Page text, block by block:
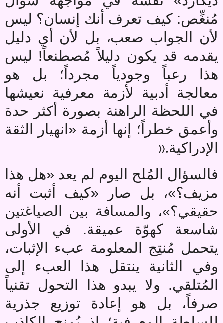
مُنغِّص: كيف تعرف أنك إنسان؟ ليس
لأن الجواب صعب، بل لأن أي دليل
يقدمه قد يكون دليلاً مُصطنعاً! ليس
هذا رعباً وجودياً مجرداً؛ بل هو
معالجة أدبية لأزمة معرفية نعيشها
في اللحظة الراهنة بصورة أكثر حدة
وأعمق خطراً؛ إنها أزمة «انهيار الثقة
الإدراكية».
فالسؤال المُلح اليوم لم يعد «هل هذا
مزيف؟»، بل صار «كيف أثبت أنه
حقيقي؟»، والمسافة بين الصياغتين
شاسعة كهوّة عميقة. في الأولى
يتحمل مُنتِج المعلومة عبء الإثبات،
وفي الثانية ينتقل هذا العبء إلى
المُتلقي. ولا يبدو هذا التحول تقنياً
صرفاً، بل هو إعادة توزيع جذرية